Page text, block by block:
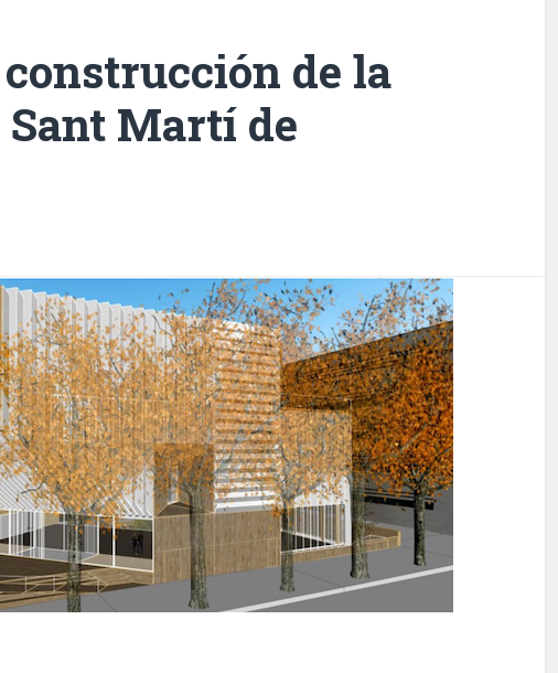
de la
Martí de